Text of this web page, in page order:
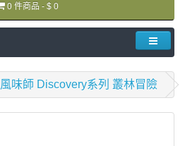
0 件商品 - $ 0
風味師 Discovery系列 叢林冒險